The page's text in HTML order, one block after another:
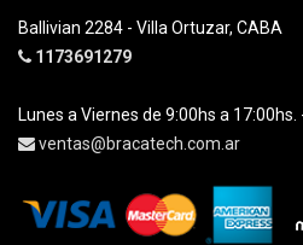
Ballivian 2284 - Villa Ortuzar, CABA
1173691279
Lunes a Viernes de 9:00hs a
ventas@bracatech.com.ar